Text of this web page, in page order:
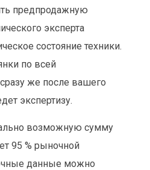
предпродажную
эксперта
состояние техники.
по всей
же после вашего
экспертизу.
возможную сумму
95 % рыночной
данные можно